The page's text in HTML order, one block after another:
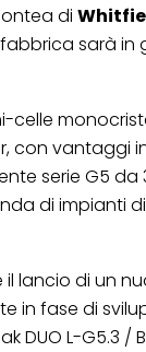
di
sarà in
celle
con vantaggi
serie G5 da
di impianti
lancio di un
in fase di
DUO L-G5.3 /